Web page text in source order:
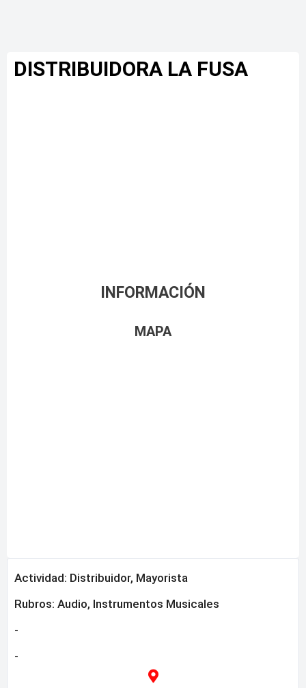
DISTRIBUIDORA LA FUSA
INFORMACIÓN
MAPA
Actividad: Distribuidor, Mayorista
Rubros: Audio, Instrumentos Musicales
-
-